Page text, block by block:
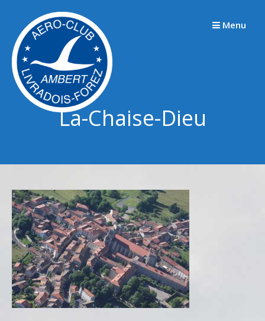
contenu
Menu
La-Chaise-Dieu